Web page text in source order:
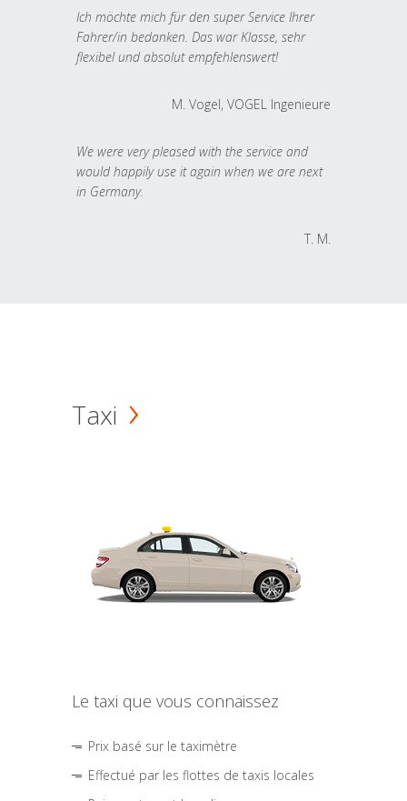
Ich möchte mich für den super Service Ihrer
Fahrer/in bedanken. Das war Klasse, sehr
flexibel und absolut empfehlenswert!
M. Vogel, VOGEL Ingenieure
We were very pleased with the service and
would happily use it again when we are next
in Germany.
T. M.
Taxi
Le taxi que vous connaissez
Prix basé sur le taximètre
Effectué par les flottes de taxis locales